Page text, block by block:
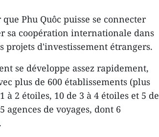
Phu Quôc puisse se connecter
sa coopération internationale dans
d'investissement étrangers.
se développe assez rapidement,
plus de 600 établissements (plus
à 2 étoiles, 10 de 3 à 4 étoiles et 5 de
de voyages, dont 6